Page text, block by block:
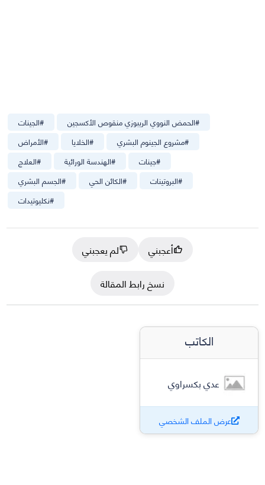
#الجينات #الحمض النووي الريبوزي منقوص الأكسجين
#الأمراض #الخلايا #مشروع الجينوم البشري
#العلاج #الهندسة الورائية #جينات
#الجسم البشري #الكائن الحي #البروتينات
#نكليوتيدات
أعجبني
لم يعجبني
نسخ رابط المقالة
الكاتب
عدي بكسراوي
عرض الملف الشخصي